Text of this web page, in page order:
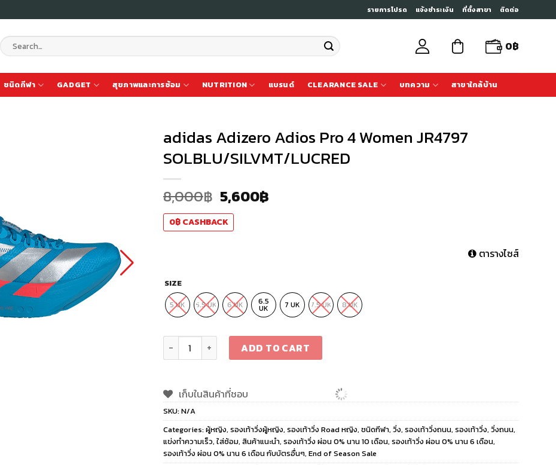
รายการโปรด แจ้งชำระเงิน ที่ตั้งสาขา ติดต่อ
Search
for:
0฿
ชนิดกีฬา GADGET สุขภาพและการซ้อม NUTRITION แบรนด์ CLEARANCE SALE บทความ สาขาใกล้บ้าน
adidas Adizero Adios Pro 4 Women JR4797
SOLBLU/SILVMT/LUCRED
8,000฿ 5,600฿
0฿CASHBACK
ตารางไซส์
SIZE
5 UK 5.5 UK 6 UK 6.5
UK 7 UK 7.5 UK 8 UK
adidas Adizero Adios Pro 4 Women JR4797 SOLBLU/SILVMT/LUCRED quantity
ADD TO CART
เก็บในสินค้าที่ชอบ
SKU:N/A
Categories:ผู้หญิง, รองเท้าวิ่งผู้หญิง, รองเท้าวิ่ง Road หญิง, ชนิดกีฬา, วิ่ง, รองเท้าวิ่งถนน, รองเท้าวิ่ง, วิ่งถนน,
แข่งทำความเร็ว, ใส่ซ้อม, สินค้าแนะนำ, รองเท้าวิ่ง ผ่อน 0% นาน 10 เดือน, รองเท้าวิ่ง ผ่อน 0% นาน 6 เดือน,
รองเท้าวิ่ง ผ่อน 0% นาน 6 เดือน กับบัตรอื่นๆ, End of Season Sale